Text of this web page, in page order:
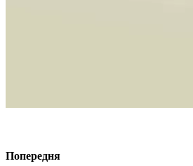
Попередня